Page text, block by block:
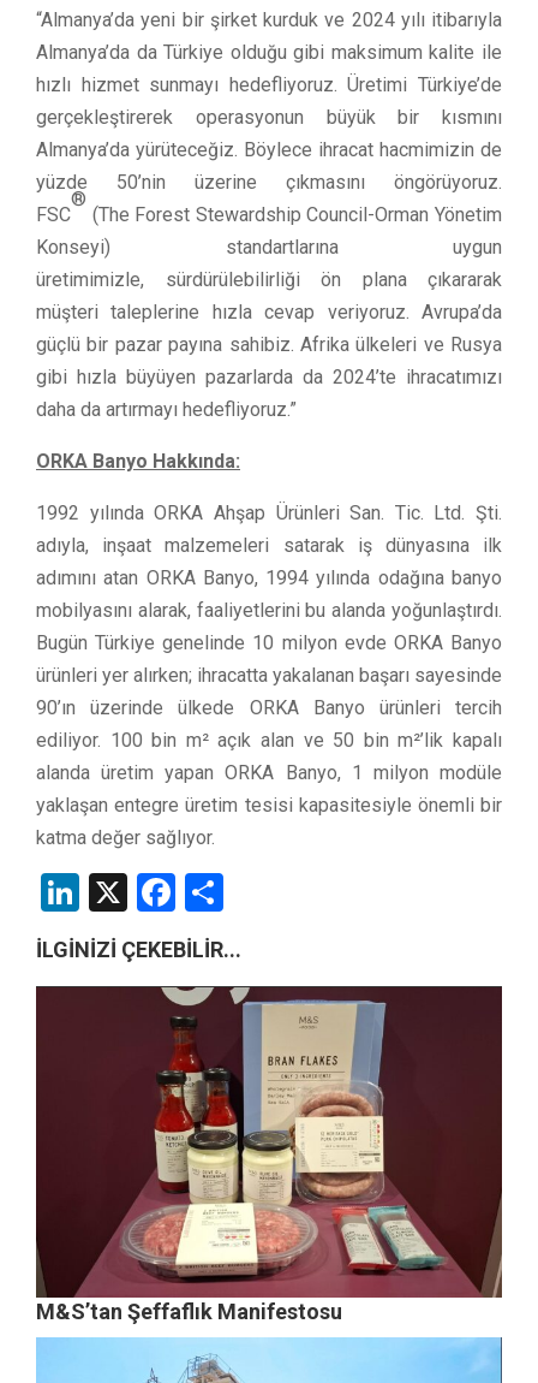
“Almanya’da yeni bir şirket kurduk ve 2024 yılı itibarıyla
Almanya’da da Türkiye olduğu gibi maksimum kalite ile
hızlı hizmet sunmayı hedefliyoruz. Üretimi Türkiye’de
gerçekleştirerek operasyonun büyük bir kısmını
Almanya’da yürüteceğiz. Böylece ihracat hacmimizin de
yüzde 50’nin üzerine çıkmasını öngörüyoruz.
FSC
®
(The Forest Stewardship Council-Orman Yönetim
Konseyi) standartlarına uygun
üretimimizle, sürdürülebilirliği ön plana çıkararak
müşteri taleplerine hızla cevap veriyoruz. Avrupa’da
güçlü bir pazar payına sahibiz. Afrika ülkeleri ve Rusya
gibi hızla büyüyen pazarlarda da 2024’te ihracatımızı
daha da artırmayı hedefliyoruz.”
ORKA Banyo Hakkında:
1992 yılında ORKA Ahşap Ürünleri San. Tic. Ltd. Şti.
adıyla, inşaat malzemeleri satarak iş dünyasına ilk
adımını atan ORKA Banyo, 1994 yılında odağına banyo
mobilyasını alarak, faaliyetlerini bu alanda yoğunlaştırdı.
Bugün Türkiye genelinde 10 milyon evde ORKA Banyo
ürünleri yer alırken; ihracatta yakalanan başarı sayesinde
90’ın üzerinde ülkede ORKA Banyo ürünleri tercih
ediliyor. 100 bin m² açık alan ve 50 bin m²’lik kapalı
alanda üretim yapan ORKA Banyo, 1 milyon modüle
yaklaşan entegre üretim tesisi kapasitesiyle önemli bir
katma değer sağlıyor.
LinkedIn
X Facebook
İLGİNİZİ ÇEKEBİLİR...
M&S’tan Şeffaflık Manifestosu